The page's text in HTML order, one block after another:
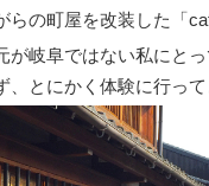
らの町屋を改装した「
が岐阜ではない私にと
、とにかく体験に行って